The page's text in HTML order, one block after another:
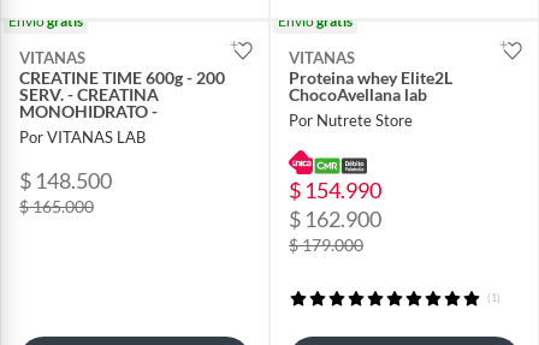
Envíogratis
VITANAS
CREATINE TIME 600g - 200
SERV. - CREATINA
MONOHIDRATO -
Por VITANAS LAB
$ 148.500
$ 165.000
Envíogratis
VITANAS
Proteina whey Elite2L
ChocoAvellana lab
Por Nutrete Store
$ 154.990
$ 162.900
$ 179.000
(1)